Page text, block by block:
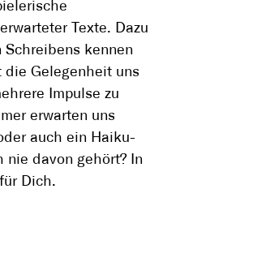
Texte. Dazu
kennen
Gelegenheit uns
Impulse zu
erwarten uns
auch ein Haiku-
nie davon gehört? In
Dich.